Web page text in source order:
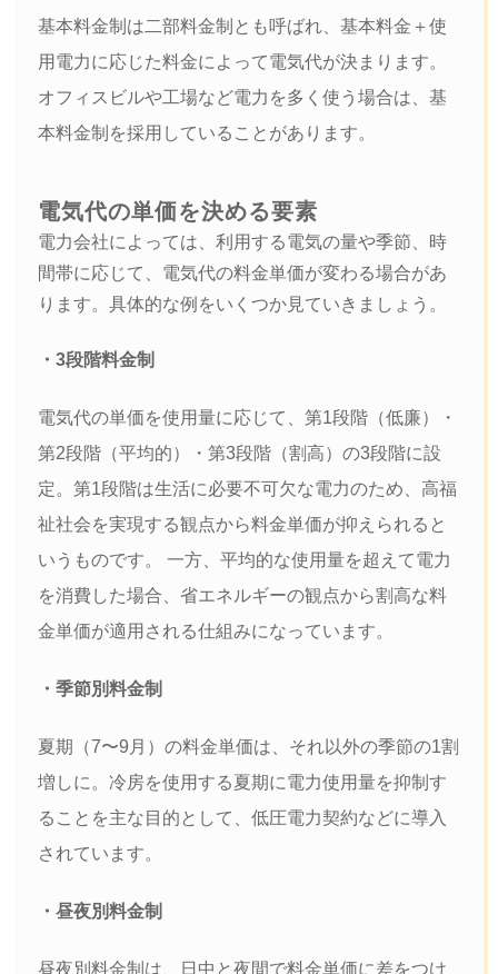
基本料金制は二部料金制とも呼ばれ、基本料金＋使
用電力に応じた料金によって電気代が決まります。
オフィスビルや工場など電力を多く使う場合は、基
本料金制を採用していることがあります。
電気代の単価を決める要素
電力会社によっては、利用する電気の量や季節、時
間帯に応じて、電気代の料金単価が変わる場合があ
ります。具体的な例をいくつか見ていきましょう。
・3段階料金制
電気代の単価を使用量に応じて、第1段階（低廉）・
第2段階（平均的）・第3段階（割高）の3段階に設
定。第1段階は生活に必要不可欠な電力のため、高福
祉社会を実現する観点から料金単価が抑えられると
いうものです。 一方、平均的な使用量を超えて電力
を消費した場合、省エネルギーの観点から割高な料
金単価が適用される仕組みになっています。
・季節別料金制
夏期（7〜9月）の料金単価は、それ以外の季節の1割
増しに。冷房を使用する夏期に電力使用量を抑制す
ることを主な目的として、低圧電力契約などに導入
されています。
・昼夜別料金制
昼夜別料金制は、日中と夜間で料金単価に差をつけ